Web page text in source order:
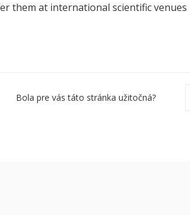
them at international scientific
Bola pre vás táto stránka užitočná?